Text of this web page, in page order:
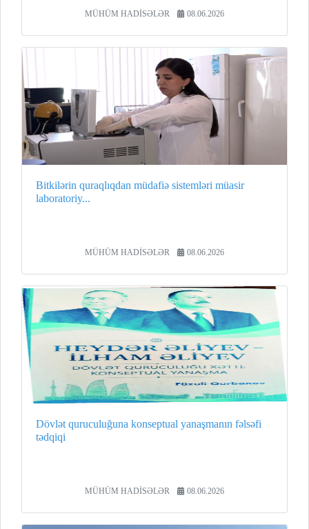
MÜHÜM HADİSƏLƏR 08.06.2026
Bitkilərin quraqlıqdan müdafiə sistemləri müasir
laboratoriy...
MÜHÜM HADİSƏLƏR 08.06.2026
Dövlət quruculuğuna konseptual yanaşmanın fəlsəfi
tədqiqi
MÜHÜM HADİSƏLƏR 08.06.2026